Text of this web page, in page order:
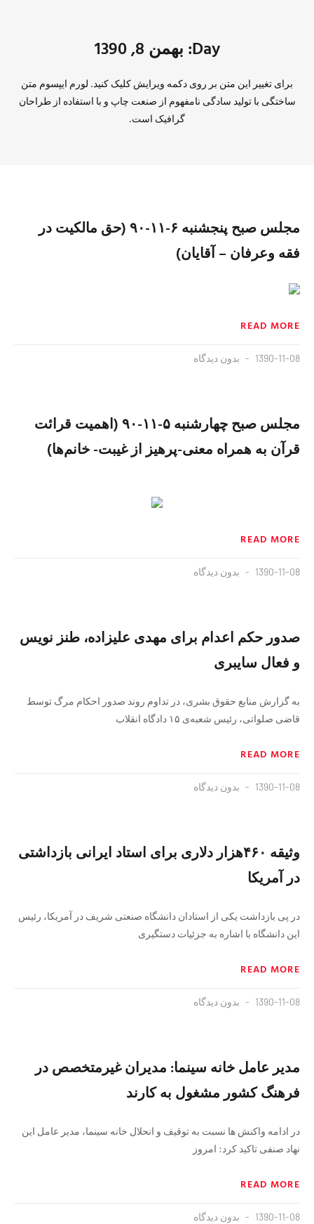
Day: بهمن 8, 1390
برای تغییر این متن بر روی دکمه ویرایش کلیک کنید. لورم ایپسوم متن
ساختگی با تولید سادگی نامفهوم از صنعت چاپ و با استفاده از طراحان
گرافیک است.
مجلس صبح پنجشنبه ۶-۱۱-۹۰ (حق مالکیت در
فقه وعرفان – آقایان)
READ MORE
1390-11-08 بدون دیدگاه
مجلس صبح چهارشنبه ۵-۱۱-۹۰ (اهمیت قرائت
قرآن به همراه معنی-پرهیز از غیبت- خانم‌ها)
READ MORE
1390-11-08 بدون دیدگاه
صدور حکم اعدام برای مهدی علیزاده، طنز نویس
و فعال سایبری
به گزارش منابع حقوق بشری، در تداوم روند صدور احکام مرگ توسط
قاضی صلواتی، رئیس شعبه‌ی ۱۵ دادگاه انقلاب
READ MORE
1390-11-08 بدون دیدگاه
وثیقه ۴۶۰هزار دلاری برای استاد ایرانی بازداشتی
در آمریکا
در پی بازداشت یکی از استادان دانشگاه صنعتی شریف در آمریکا، رئیس
این دانشگاه با اشاره به جزئیات دستگیری
READ MORE
1390-11-08 بدون دیدگاه
مدیر عامل خانه سینما: مدیران غیرمتخصص در
فرهنگ کشور مشغول به کارند
در ادامه واکنش ها نسبت به توقیف و انحلال خانه سینما، مدیر عامل این
نهاد صنفی تاکید کرد: امروز
READ MORE
1390-11-08 بدون دیدگاه